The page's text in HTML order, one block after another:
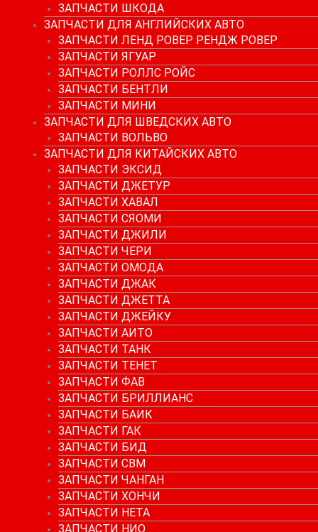
ЗАПЧАСТИ ШКОДА
ЗАПЧАСТИ ДЛЯ АНГЛИЙСКИХ АВТО
ЗАПЧАСТИ ЛЕНД РОВЕР РЕНДЖ РОВЕР
ЗАПЧАСТИ ЯГУАР
ЗАПЧАСТИ РОЛЛС РОЙС
ЗАПЧАСТИ БЕНТЛИ
ЗАПЧАСТИ МИНИ
ЗАПЧАСТИ ДЛЯ ШВЕДСКИХ АВТО
ЗАПЧАСТИ ВОЛЬВО
ЗАПЧАСТИ ДЛЯ КИТАЙСКИХ АВТО
ЗАПЧАСТИ ЭКСИД
ЗАПЧАСТИ ДЖЕТУР
ЗАПЧАСТИ ХАВАЛ
ЗАПЧАСТИ СЯОМИ
ЗАПЧАСТИ ДЖИЛИ
ЗАПЧАСТИ ЧЕРИ
ЗАПЧАСТИ ОМОДА
ЗАПЧАСТИ ДЖАК
ЗАПЧАСТИ ДЖЕТТА
ЗАПЧАСТИ ДЖЕЙКУ
ЗАПЧАСТИ АИТО
ЗАПЧАСТИ ТАНК
ЗАПЧАСТИ ТЕНЕТ
ЗАПЧАСТИ ФАВ
ЗАПЧАСТИ БРИЛЛИАНС
ЗАПЧАСТИ БАИК
ЗАПЧАСТИ ГАК
ЗАПЧАСТИ БИД
ЗАПЧАСТИ СВМ
ЗАПЧАСТИ ЧАНГАН
ЗАПЧАСТИ ХОНЧИ
ЗАПЧАСТИ НЕТА
ЗАПЧАСТИ НИО